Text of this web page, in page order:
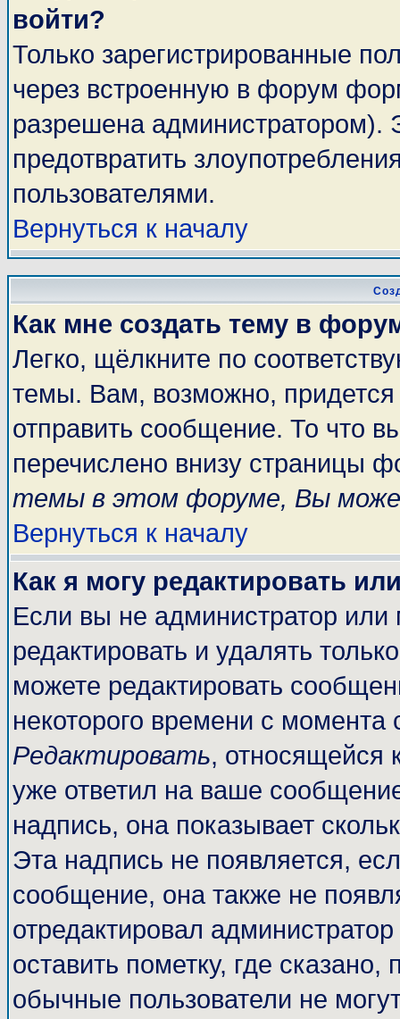
войти?
Только зарегистрированные
через встроенную в форум
разрешена администратором).
предотвратить
пользователями.
Вернуться к началу
Как мне создать тему в
Легко, щёлкните по
темы. Вам, возможно, придется
отправить сообщение. То что
перечислено внизу страницы
темы в этом форуме, Вы
Вернуться к началу
Как я могу редактировать
Если вы не администратор
редактировать и удалять
можете редактировать
некоторого времени с
Редактировать, относящейся
уже ответил на ваше
надпись, она показывает
Эта надпись не появляется,
сообщение, она также не
отредактировал
оставить пометку, где
обычные пользователи не